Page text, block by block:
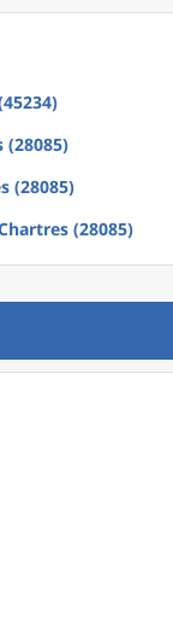
(28085)
(28085)
(28085)